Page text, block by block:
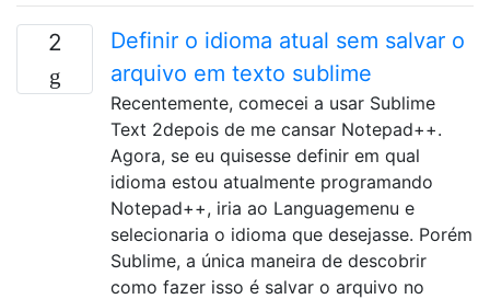
2
Definir o idioma atual sem salvar o
arquivo em texto sublime
Recentemente, comecei a usar Sublime
Text 2depois de me cansar Notepad++.
Agora, se eu quisesse definir em qual
idioma estou atualmente programando
Notepad++, iria ao Languagemenu e
selecionaria o idioma que desejasse. Porém
Sublime, a única maneira de descobrir
como fazer isso é salvar o arquivo no